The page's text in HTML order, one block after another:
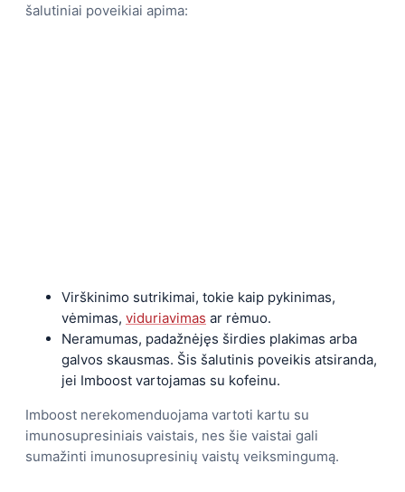
šalutiniai poveikiai apima:
Virškinimo sutrikimai, tokie kaip pykinimas,
vėmimas, viduriavimas ar rėmuo.
Neramumas, padažnėjęs širdies plakimas arba
galvos skausmas. Šis šalutinis poveikis atsiranda,
jei Imboost vartojamas su kofeinu.
Imboost nerekomenduojama vartoti kartu su
imunosupresiniais vaistais, nes šie vaistai gali
sumažinti imunosupresinių vaistų veiksmingumą.